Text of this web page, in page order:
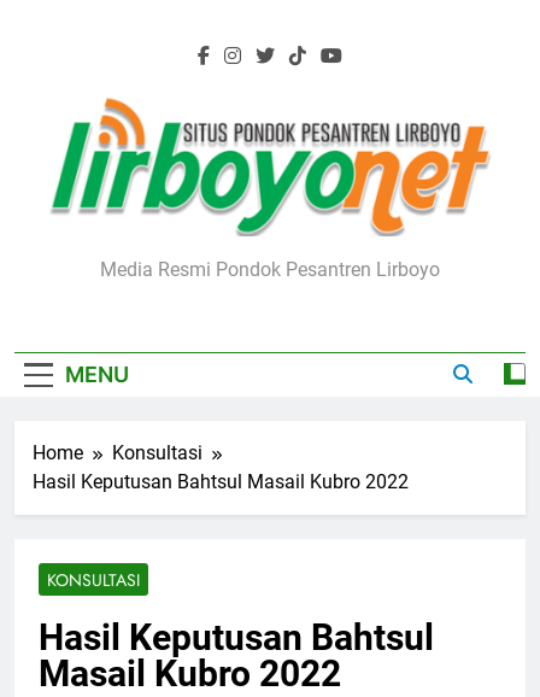
Lirboyo.net
Media Resmi Pondok Pesantren Lirboyo
MENU
Home
Konsultasi
Hasil Keputusan Bahtsul Masail Kubro 2022
KONSULTASI
Hasil Keputusan Bahtsul
Masail Kubro 2022